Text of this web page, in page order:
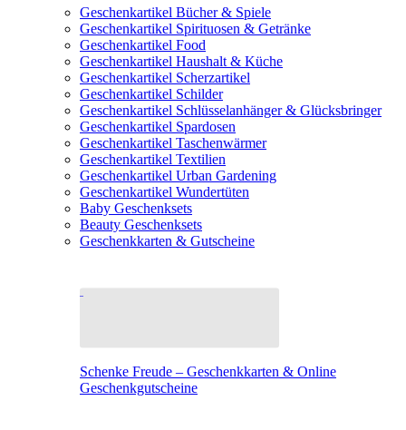
Geschenkartikel Bücher & Spiele
Geschenkartikel Spirituosen & Getränke
Geschenkartikel Food
Geschenkartikel Haushalt & Küche
Geschenkartikel Scherzartikel
Geschenkartikel Schilder
Geschenkartikel Schlüsselanhänger & Glücksbringer
Geschenkartikel Spardosen
Geschenkartikel Taschenwärmer
Geschenkartikel Textilien
Geschenkartikel Urban Gardening
Geschenkartikel Wundertüten
Baby Geschenksets
Beauty Geschenksets
Geschenkkarten & Gutscheine
Schenke Freude – Geschenkkarten & Online
Geschenkgutscheine